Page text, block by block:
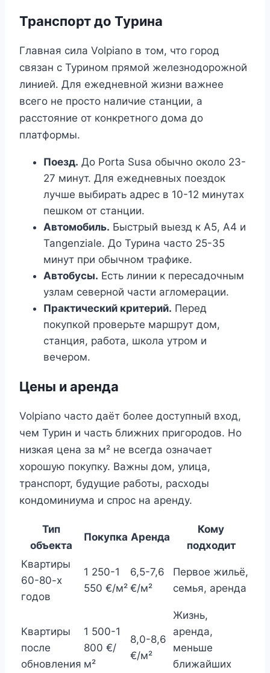
Транспорт до Турина
Главная сила Volpiano в том, что город
связан с Турином прямой железнодорожной
линией. Для ежедневной жизни важнее
всего не просто наличие станции, а
расстояние от конкретного дома до
платформы.
Поезд. До Porta Susa обычно около 23-
27 минут. Для ежедневных поездок
лучше выбирать адрес в 10-12 минутах
пешком от станции.
Автомобиль. Быстрый выезд к A5, A4 и
Tangenziale. До Турина часто 25-35
минут при обычном трафике.
Автобусы. Есть линии к пересадочным
узлам северной части агломерации.
Практический критерий. Перед
покупкой проверьте маршрут дом,
станция, работа, школа утром и
вечером.
Цены и аренда
Volpiano часто даёт более доступный вход,
чем Турин и часть ближних пригородов. Но
низкая цена за м² не всегда означает
хорошую покупку. Важны дом, улица,
транспорт, будущие работы, расходы
кондоминиума и спрос на аренду.
Тип
объекта
Покупка Аренда
Кому
подходит
Квартиры
60-80-х
годов
1 250-1
550 €/м²
6,5-7,6
€/м²
Первое жильё,
семья, аренда
Квартиры
после
обновления
1 500-1
800 €/
м²
8,0-8,6
€/м²
Жизнь,
аренда,
меньше
ближайших